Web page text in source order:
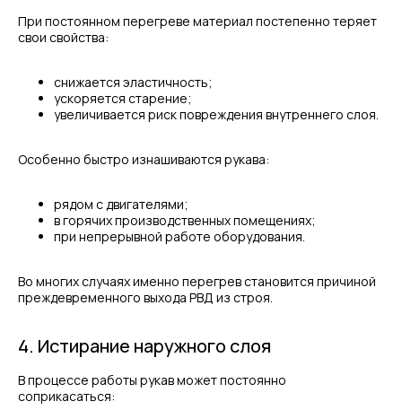
При постоянном перегреве материал постепенно теряет
свои свойства:
снижается эластичность;
ускоряется старение;
увеличивается риск повреждения внутреннего слоя.
Особенно быстро изнашиваются рукава:
рядом с двигателями;
в горячих производственных помещениях;
при непрерывной работе оборудования.
Во многих случаях именно перегрев становится причиной
преждевременного выхода РВД из строя.
4. Истирание наружного слоя
В процессе работы рукав может постоянно
соприкасаться: